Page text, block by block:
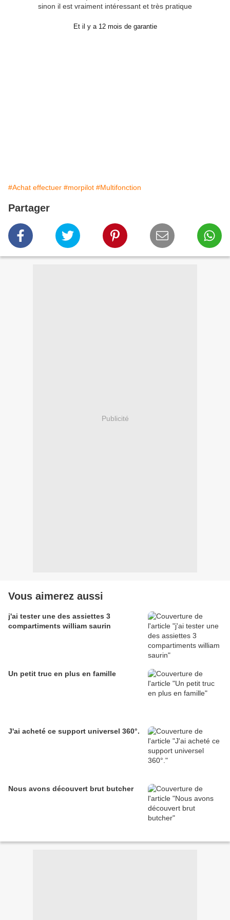
sinon il est vraiment intéressant et très pratique
Et il y a 12 mois de garantie
#Achat effectuer #morpilot #Multifonction
Partager
Publicité
Vous aimerez aussi
j'ai tester une des assiettes 3
compartiments william saurin
Un petit truc en plus en famille
J'ai acheté ce support universel 360°.
Nous avons découvert brut butcher